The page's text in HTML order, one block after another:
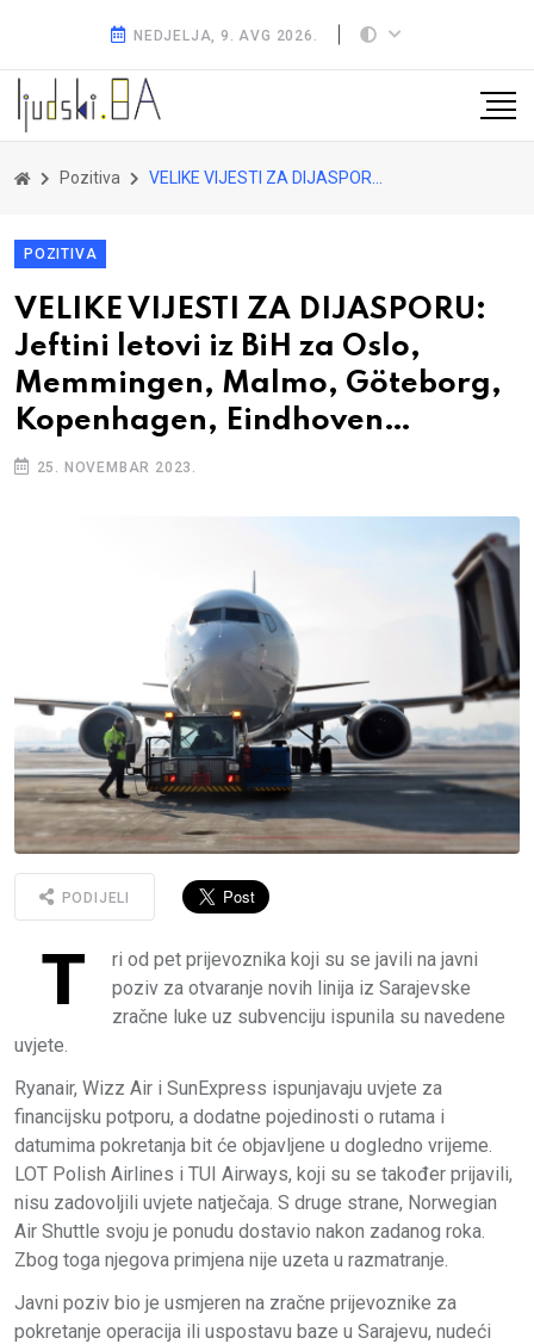
NEDJELJA, 9. AVG 2026.
Pozitiva VELIKE VIJESTI ZA DIJASPORU: Jeftini letovi iz BiH za Oslo, Memmingen, Malmo, Göteborg, Kopenhagen, Eindhoven…
POZITIVA
VELIKE VIJESTI ZA DIJASPORU:
Jeftini letovi iz BiH za Oslo,
Memmingen, Malmo, Göteborg,
Kopenhagen, Eindhoven…
25. NOVEMBAR 2023.
PODIJELI
T
ri od pet prijevoznika koji su se javili na javni
poziv za otvaranje novih linija iz Sarajevske
zračne luke uz subvenciju ispunila su navedene
uvjete.
Ryanair, Wizz Air i SunExpress ispunjavaju uvjete za
financijsku potporu, a dodatne pojedinosti o rutama i
datumima pokretanja bit će objavljene u dogledno vrijeme.
LOT Polish Airlines i TUI Airways, koji su se također prijavili,
nisu zadovoljili uvjete natječaja. S druge strane, Norwegian
Air Shuttle svoju je ponudu dostavio nakon zadanog roka.
Zbog toga njegova primjena nije uzeta u razmatranje.
Javni poziv bio je usmjeren na zračne prijevoznike za
pokretanje operacija ili uspostavu baze u Sarajevu, nudeći